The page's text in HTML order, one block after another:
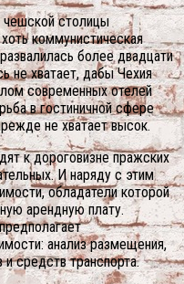
чешской столицы
коммунистическая
более двадцати
не хватает, дабы Чехия
современных отелей
в гостиничной сфере
не хватает высок.
к дороговизне пражских
И наряду с этим
обладатели которой
арендную плату.
анализ размещения,
средств транспорта.